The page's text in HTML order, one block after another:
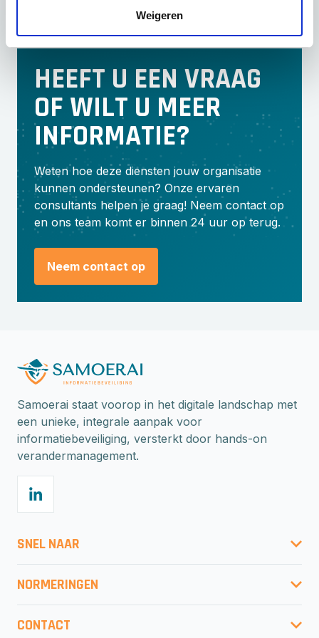
Weigeren
HEEFT U EEN VRAAG
OF WILT U MEER
INFORMATIE?
Weten hoe deze diensten jouw organisatie
kunnen ondersteunen? Onze ervaren
consultants helpen je graag! Neem contact op
en ons team komt er binnen 24 uur op terug.
Neem contact op
Samoerai staat voorop in het digitale landschap met
een unieke, integrale aanpak voor
informatiebeveiliging, versterkt door hands-on
verandermanagement.
SNEL NAAR
Gratis risicoberekening
Onze aanpak
Normeringen
Detachering
NORMERINGEN
ISO27001
ISO27001:2022 migratie
CONTACT